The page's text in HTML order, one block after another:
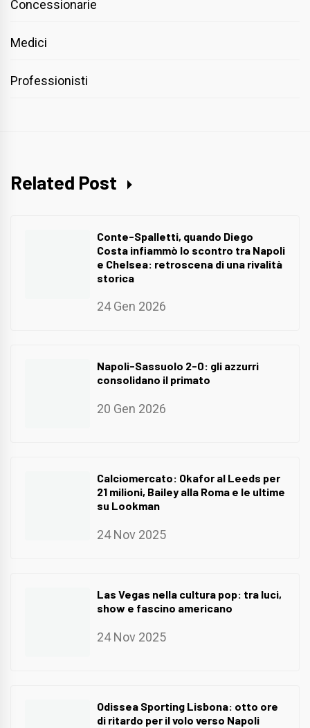
Concessionarie
Medici
Professionisti
Related Post
Conte-Spalletti, quando Diego
Costa infiammò lo scontro tra Napoli
e Chelsea: retroscena di una rivalità
storica
24 Gen 2026
Napoli-Sassuolo 2-0: gli azzurri
consolidano il primato
20 Gen 2026
Calciomercato: Okafor al Leeds per
21 milioni, Bailey alla Roma e le ultime
su Lookman
24 Nov 2025
Las Vegas nella cultura pop: tra luci,
show e fascino americano
24 Nov 2025
Odissea Sporting Lisbona: otto ore
di ritardo per il volo verso Napoli